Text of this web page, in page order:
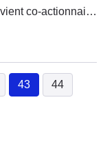
co-actionnaire
le moment son
43
(current)
44